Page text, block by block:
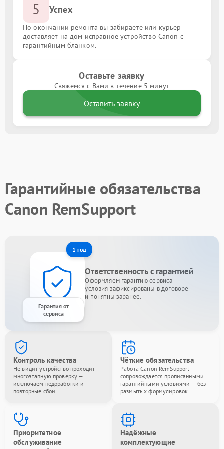
5 Успех
По окончании ремонта вы забираете или курьер
доставляет на дом исправное устройство Canon с
гарантийным бланком.
Оставьте заявку
Свяжемся с Вами в течение 5 минут
Оставить заявку
Гарантийные обязательства
Canon RemSupport
1 год
Гарантия от
сервиса
Ответственность с гарантией
Оформляем гарантию сервиса —
условия зафиксированы в договоре
и понятны заранее.
Контроль качества
Не видит устройство проходит
многоэтапную проверку —
исключаем недоработки и
повторные сбои.
Чёткие обязательства
Работа Canon RemSupport
сопровождается прописанными
гарантийными условиями — без
размытых формулировок.
Приоритетное
обслуживание
Надёжные
комплектующие